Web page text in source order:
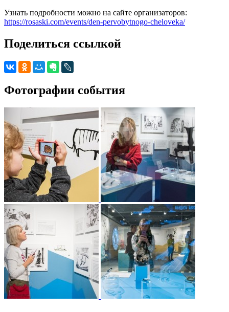
Узнать подробности можно на сайте организаторов:
https://rosaski.com/events/den-pervobytnogo-cheloveka/
Поделиться ссылкой
Фотографии события